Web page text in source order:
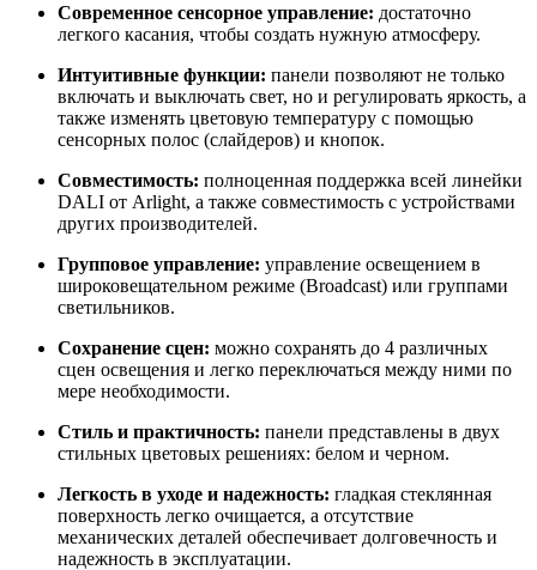
Современное сенсорное управление: достаточно
легкого касания, чтобы создать нужную атмосферу.
Интуитивные функции: панели позволяют не только
включать и выключать свет, но и регулировать яркость, а
также изменять цветовую температуру с помощью
сенсорных полос (слайдеров) и кнопок.
Совместимость: полноценная поддержка всей линейки
DALI от Arlight, а также совместимость с устройствами
других производителей.
Групповое управление: управление освещением в
широковещательном режиме (Broadcast) или группами
светильников.
Сохранение сцен: можно сохранять до 4 различных
сцен освещения и легко переключаться между ними по
мере необходимости.
Стиль и практичность: панели представлены в двух
стильных цветовых решениях: белом и черном.
Легкость в уходе и надежность: гладкая стеклянная
поверхность легко очищается, а отсутствие
механических деталей обеспечивает долговечность и
надежность в эксплуатации.